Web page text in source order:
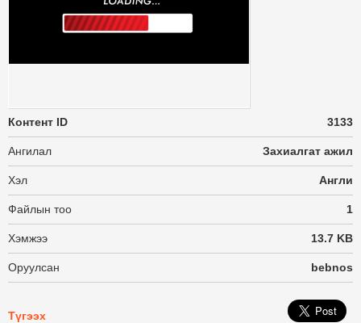
Контент ID 3133
Ангилал Захиалгат ажил
Хэл Англи
Файлын тоо 1
Хэмжээ 13.7 KB
Оруулсан bebnos
Түгээх